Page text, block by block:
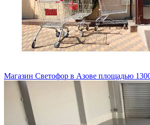
Магазин Светофор в Азове площадью